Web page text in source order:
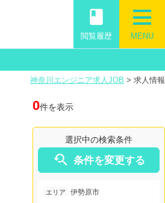
MENU
book
閲覧履歴
神奈川エンジニア求人JOB > 求人情報
0件を表示
選択中の検索条件
 条件を変更する
エリア 伊勢原市